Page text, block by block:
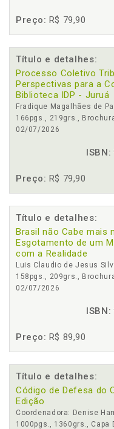
Preço: R$ 79,90
Título e detalhes:
Processo Coletivo
Perspectivas para a
Biblioteca IDP - Juruá
Fradique Magalhães de
166pgs., 219grs.,
02/07/2026
ISBN:
Preço: R$ 79,90
Título e detalhes:
Brasil não Cabe mais
Esgotamento de um
com a Realidade
Luis Claudio de Jesus
158pgs., 209grs.,
02/07/2026
ISBN:
Preço: R$ 89,90
Título e detalhes:
Código de Defesa do
Edição
Coordenadora: Denise
1000pgs., 1360grs., Capa